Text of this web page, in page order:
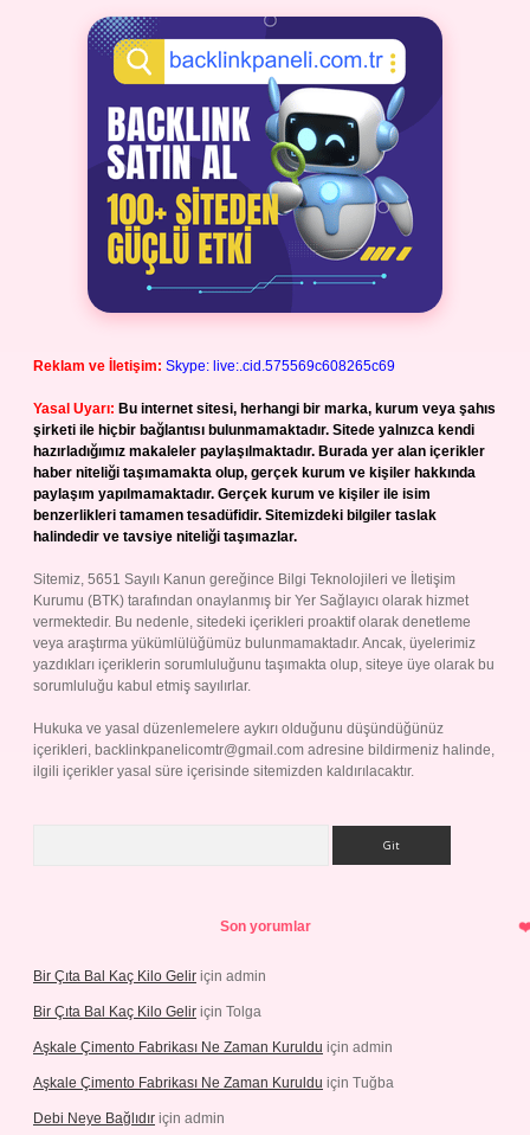
Reklam ve İletişim: Skype: live:.cid.575569c608265c69
Yasal Uyarı: Bu internet sitesi, herhangi bir marka, kurum veya şahıs
şirketi ile hiçbir bağlantısı bulunmamaktadır. Sitede yalnızca kendi
hazırladığımız makaleler paylaşılmaktadır. Burada yer alan içerikler
haber niteliği taşımamakta olup, gerçek kurum ve kişiler hakkında
paylaşım yapılmamaktadır. Gerçek kurum ve kişiler ile isim
benzerlikleri tamamen tesadüfidir. Sitemizdeki bilgiler taslak
halindedir ve tavsiye niteliği taşımazlar.
Sitemiz, 5651 Sayılı Kanun gereğince Bilgi Teknolojileri ve İletişim
Kurumu (BTK) tarafından onaylanmış bir Yer Sağlayıcı olarak hizmet
vermektedir. Bu nedenle, sitedeki içerikleri proaktif olarak denetleme
veya araştırma yükümlülüğümüz bulunmamaktadır. Ancak, üyelerimiz
yazdıkları içeriklerin sorumluluğunu taşımakta olup, siteye üye olarak bu
sorumluluğu kabul etmiş sayılırlar.
Hukuka ve yasal düzenlemelere aykırı olduğunu düşündüğünüz
içerikleri, backlinkpanelicomtr@gmail.com adresine bildirmeniz halinde,
ilgili içerikler yasal süre içerisinde sitemizden kaldırılacaktır.
Son yorumlar
Bir Çıta Bal Kaç Kilo Gelir için admin
Bir Çıta Bal Kaç Kilo Gelir için Tolga
Aşkale Çimento Fabrikası Ne Zaman Kuruldu için admin
Aşkale Çimento Fabrikası Ne Zaman Kuruldu için Tuğba
Debi Neye Bağlıdır için admin